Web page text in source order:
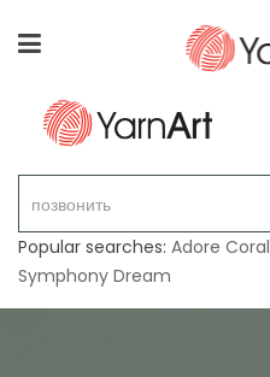
Popular searches: Adore Coral
Symphony Dream